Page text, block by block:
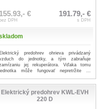
155.93,- €
bez DPH
191.79,- €
s DPH
Elektrický predohrev ohrieva privádzaný
do jednotky, a tým zabraňuje
jej rekuperátora. Vďaka tomu
môže fungovať nepretržite ...
Elektrický predohrev KWL-EVH
220 D